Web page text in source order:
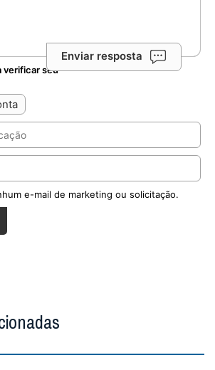
Enviar resposta
verificar seu
e-mail de marketing ou solicitação.